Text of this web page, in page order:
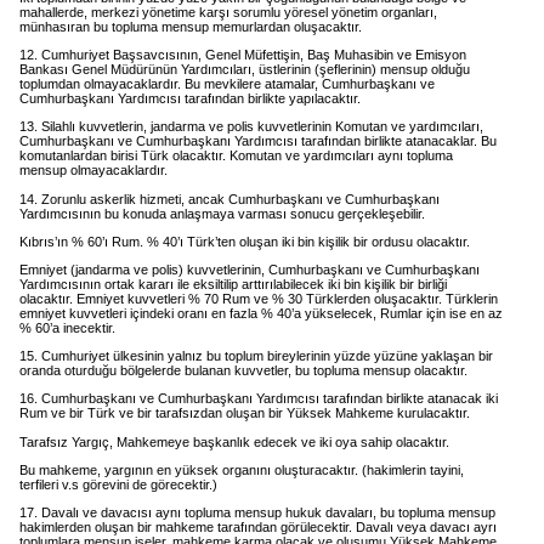
mahallerde, merkezi yönetime karşı sorumlu yöresel yönetim organları,
münhasıran bu topluma mensup memurlardan oluşacaktır.
12. Cumhuriyet Başsavcısının, Genel Müfettişin, Baş Muhasibin ve Emisyon
Bankası Genel Müdürünün Yardımcıları, üstlerinin (şeflerinin) mensup olduğu
toplumdan olmayacaklardır. Bu mevkilere atamalar, Cumhurbaşkanı ve
Cumhurbaşkanı Yardımcısı tarafından birlikte yapılacaktır.
13. Silahlı kuvvetlerin, jandarma ve polis kuvvetlerinin Komutan ve yardımcıları,
Cumhurbaşkanı ve Cumhurbaşkanı Yardımcısı tarafından birlikte atanacaklar. Bu
komutanlardan birisi Türk olacaktır. Komutan ve yardımcıları aynı topluma
mensup olmayacaklardır.
14. Zorunlu askerlik hizmeti, ancak Cumhurbaşkanı ve Cumhurbaşkanı
Yardımcısının bu konuda anlaşmaya varması sonucu gerçekleşebilir.
Kıbrıs’ın % 60’ı Rum. % 40’ı Türk’ten oluşan iki bin kişilik bir ordusu olacaktır.
Emniyet (jandarma ve polis) kuvvetlerinin, Cumhurbaşkanı ve Cumhurbaşkanı
Yardımcısının ortak kararı ile eksiltilip arttırılabilecek iki bin kişilik bir birliği
olacaktır. Emniyet kuvvetleri % 70 Rum ve % 30 Türklerden oluşacaktır. Türklerin
emniyet kuvvetleri içindeki oranı en fazla % 40’a yükselecek, Rumlar için ise en az
% 60’a inecektir.
15. Cumhuriyet ülkesinin yalnız bu toplum bireylerinin yüzde yüzüne yaklaşan bir
oranda oturduğu bölgelerde bulanan kuvvetler, bu topluma mensup olacaktır.
16. Cumhurbaşkanı ve Cumhurbaşkanı Yardımcısı tarafından birlikte atanacak iki
Rum ve bir Türk ve bir tarafsızdan oluşan bir Yüksek Mahkeme kurulacaktır.
Tarafsız Yargıç, Mahkemeye başkanlık edecek ve iki oya sahip olacaktır.
Bu mahkeme, yargının en yüksek organını oluşturacaktır. (hakimlerin tayini,
terfileri v.s görevini de görecektir.)
17. Davalı ve davacısı aynı topluma mensup hukuk davaları, bu topluma mensup
hakimlerden oluşan bir mahkeme tarafından görülecektir. Davalı veya davacı ayrı